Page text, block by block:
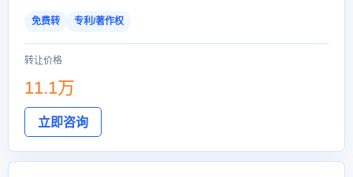
免费转 专利/著作权
转让价格
11.1万
立即咨询